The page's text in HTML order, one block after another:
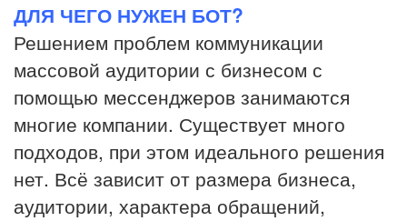
ДЛЯ ЧЕГО НУЖЕН БОТ?
Решением проблем коммуникации
массовой аудитории с бизнесом с
помощью мессенджеров занимаются
многие компании. Существует много
подходов, при этом идеального решения
нет. Всё зависит от размера бизнеса,
аудитории, характера обращений,